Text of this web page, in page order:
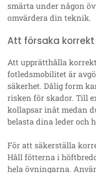
smärta under någon
omvärdera din teknik.
Att försaka
Att upprätthålla
fotledsmobilitet är
säkerhet. Dålig form
risken för skador. Till
kollapsar inåt medan
belasta dina leder och
För att säkerställa
Håll fötterna i
hela övningarna.